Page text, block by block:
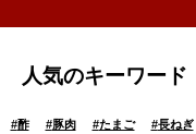
人気のキーワード
#酢 #豚肉 #たまご #長ねぎ